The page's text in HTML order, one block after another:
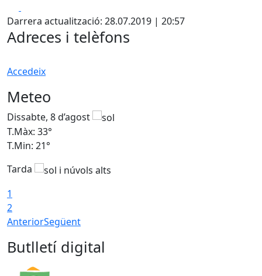
+
−
Darrera actualització: 28.07.2019 | 20:57
Adreces i telèfons
Accedeix
Meteo
Dissabte, 8 d’agost
T.Màx: 33°
T.Min: 21°
Tarda
1
2
AnteriorSegüent
Butlletí digital